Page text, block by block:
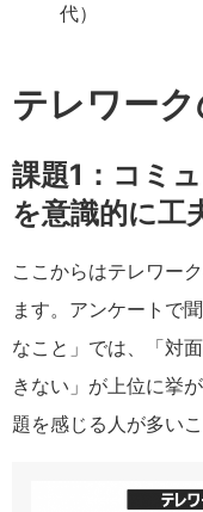
代）
テレワー
課題1：コミ
を意識的に工
ここからはテレワー
ます。アンケートで
なこと」では、「対
きない」が上位に挙
題を感じる人が多い